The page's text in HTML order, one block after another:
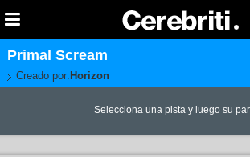
Primal Scream
Creado por: Horizon
Selecciona una pista y luego su